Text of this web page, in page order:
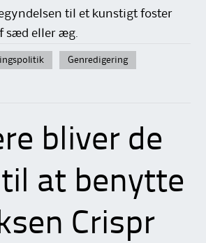
til et kunstigt foster
sæd eller æg.
Genredigering
bliver de
at benytte
Crispr